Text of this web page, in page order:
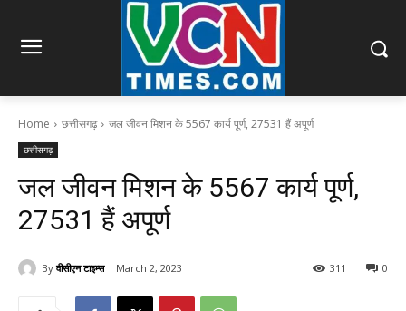
Home छत्तीसगढ़ जल जीवन मिशन के 5567 कार्य पूर्ण, 27531 हैं अपूर्ण
छत्तीसगढ़
जल जीवन मिशन के 5567 कार्य पूर्ण,
27531 हैं अपूर्ण
By वीसीएन टाइम्स March 2, 2023 0
311